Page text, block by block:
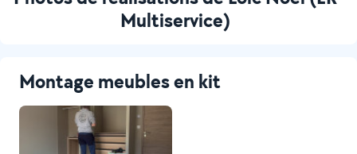
Multiservice)
Montage meubles en kit